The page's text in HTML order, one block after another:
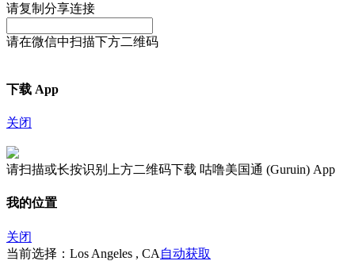
请复制分享连接
请在微信中扫描下方二维码
下载 App
关闭
请扫描或长按识别上方二维码下载 咕噜美国通 (Guruin) App
我的位置
关闭
当前选择：Los Angeles , CA 自动获取